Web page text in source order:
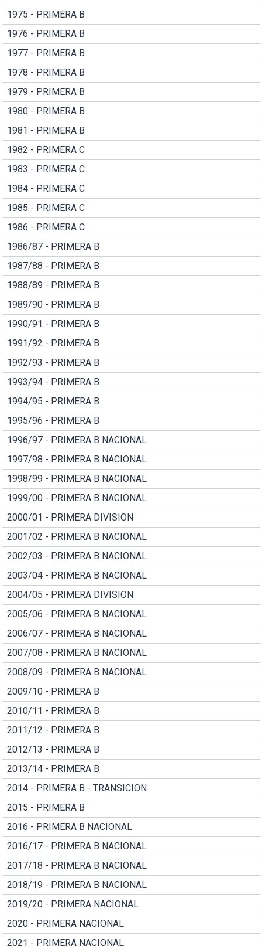
1975 - PRIMERA B
1976 - PRIMERA B
1977 - PRIMERA B
1978 - PRIMERA B
1979 - PRIMERA B
1980 - PRIMERA B
1981 - PRIMERA B
1982 - PRIMERA C
1983 - PRIMERA C
1984 - PRIMERA C
1985 - PRIMERA C
1986 - PRIMERA C
1986/87 - PRIMERA B
1987/88 - PRIMERA B
1988/89 - PRIMERA B
1989/90 - PRIMERA B
1990/91 - PRIMERA B
1991/92 - PRIMERA B
1992/93 - PRIMERA B
1993/94 - PRIMERA B
1994/95 - PRIMERA B
1995/96 - PRIMERA B
1996/97 - PRIMERA B NACIONAL
1997/98 - PRIMERA B NACIONAL
1998/99 - PRIMERA B NACIONAL
1999/00 - PRIMERA B NACIONAL
2000/01 - PRIMERA DIVISION
2001/02 - PRIMERA B NACIONAL
2002/03 - PRIMERA B NACIONAL
2003/04 - PRIMERA B NACIONAL
2004/05 - PRIMERA DIVISION
2005/06 - PRIMERA B NACIONAL
2006/07 - PRIMERA B NACIONAL
2007/08 - PRIMERA B NACIONAL
2008/09 - PRIMERA B NACIONAL
2009/10 - PRIMERA B
2010/11 - PRIMERA B
2011/12 - PRIMERA B
2012/13 - PRIMERA B
2013/14 - PRIMERA B
2014 - PRIMERA B - TRANSICION
2015 - PRIMERA B
2016 - PRIMERA B NACIONAL
2016/17 - PRIMERA B NACIONAL
2017/18 - PRIMERA B NACIONAL
2018/19 - PRIMERA B NACIONAL
2019/20 - PRIMERA NACIONAL
2020 - PRIMERA NACIONAL
2021 - PRIMERA NACIONAL